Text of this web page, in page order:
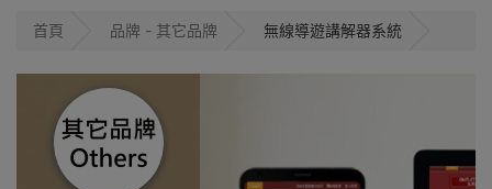
首頁 品牌 - 其它品牌 無線導遊講解器系統